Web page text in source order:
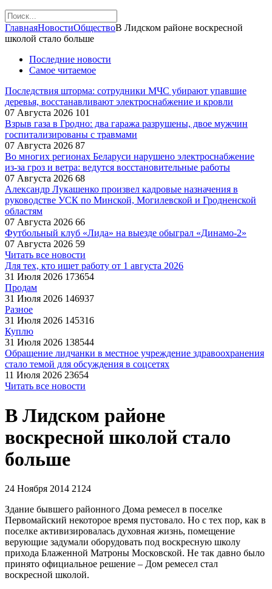
ГлавнаяНовостиОбществоВ Лидском районе воскресной
школой стало больше
Последние новости
Самое читаемое
Последствия шторма: сотрудники МЧС убирают упавшие
деревья, восстанавливают электроснабжение и кровли
07 Августа 2026 101
Взрыв газа в Гродно: два гаража разрушены, двое мужчин
госпитализированы с травмами
07 Августа 2026 87
Во многих регионах Беларуси нарушено электроснабжение
из-за гроз и ветра: ведутся восстановительные работы
07 Августа 2026 68
Александр Лукашенко произвел кадровые назначения в
руководстве УСК по Минской, Могилевской и Гродненской
областям
07 Августа 2026 66
Футбольный клуб «Лида» на выезде обыграл «Динамо-2»
07 Августа 2026 59
Читать все новости
Для тех, кто ищет работу от 1 августа 2026
31 Июля 2026 173654
Продам
31 Июля 2026 146937
Разное
31 Июля 2026 145316
Куплю
31 Июля 2026 138544
Обращение лидчанки в местное учреждение здравоохранения
стало темой для обсуждения в соцсетях
11 Июля 2026 23654
Читать все новости
В Лидском районе
воскресной школой стало
больше
24 Ноября 2014 2124
Здание бывшего районного Дома ремесел в поселке
Первомайский некоторое время пустовало. Но с тех пор, как в
поселке активизировалась духовная жизнь, помещение
верующие задумали оборудовать под воскресную школу
прихода Блаженной Матроны Московской. Не так давно было
принято официальное решение – Дом ремесел стал
воскресной школой.